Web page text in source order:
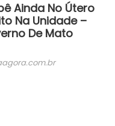
Ainda No Útero
Na Unidade –
De Mato